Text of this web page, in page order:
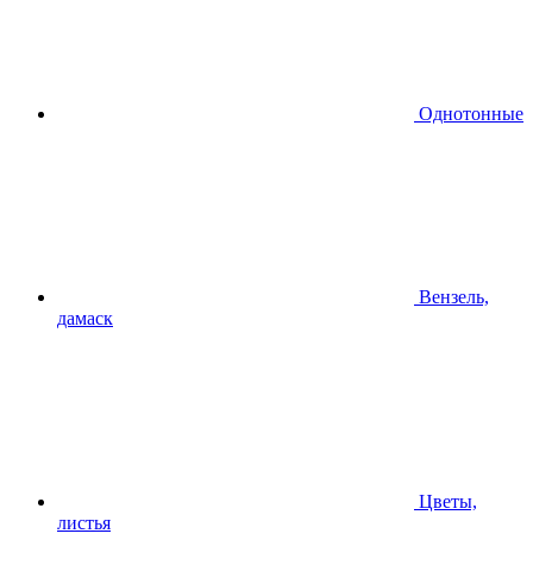
Однотонные
Вензель,
дамаск
Цветы,
листья